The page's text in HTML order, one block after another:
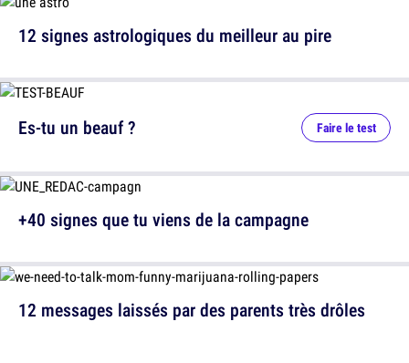
12 signes astrologiques du meilleur au pire
12 messages laissés par des parents très drôles
Es-tu un beauf ? Faire le test
+40 signes que tu viens de la campagne